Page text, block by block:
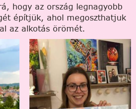
hogy az ország legnagyobb
építjük, ahol megoszthatjuk
az alkotás örömét.